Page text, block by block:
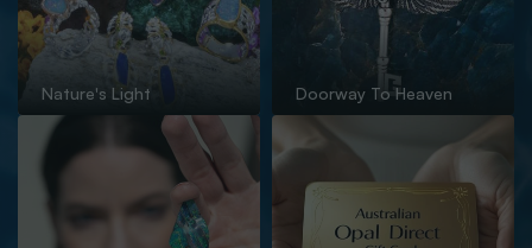
Nature's Light Doorway To Heaven